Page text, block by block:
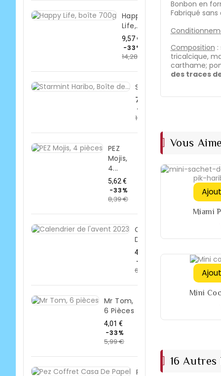
Happy
Life,...
9,57 €
-33%
14,28 €
Starmint...
7,36 €
Prix
-33%
10,99 €
PEZ
Mojis,
4...
5,62 €
de
base
-33%
8,39 €Prix
Calendrier
De...
4,50 €
-33%
6,71 €
Mr Tom,
6 Pièces
4,01 €
de
base
-33%
5,99 €Prix
Pez
Bonbon en
Fabriqué
Composition
tricalcique,
carthame;
des traces
Vous
Miami
Mini
16 Autres